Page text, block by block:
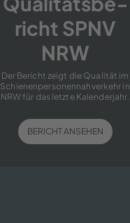
richt SPNV
NRW
Der Be­richt zeigt die Qua­li­tät im
Schie­nen­per­so­nen­nah­ver­kehr in
NRW für das letz­te Ka­len­der­jahr.
BE­RICHT AN­SE­HEN